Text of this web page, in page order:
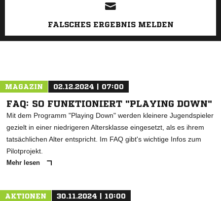
FALSCHES ERGEBNIS MELDEN
MAGAZIN 02.12.2024 | 07:00
FAQ: SO FUNKTIONIERT "PLAYING DOWN"
Mit dem Programm "Playing Down" werden kleinere Jugendspieler
gezielt in einer niedrigeren Altersklasse eingesetzt, als es ihrem
tatsächlichen Alter entspricht. Im FAQ gibt's wichtige Infos zum
Pilotprojekt.
Mehr lesen
AKTIONEN 30.11.2024 | 10:00